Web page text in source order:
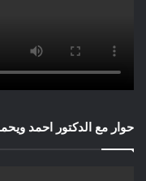
حوار مع الدكتور احمد